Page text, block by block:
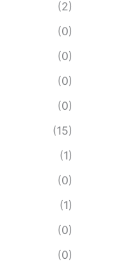
(2)
(0)
(0)
(0)
(0)
(15)
(1)
(0)
(1)
(0)
(0)